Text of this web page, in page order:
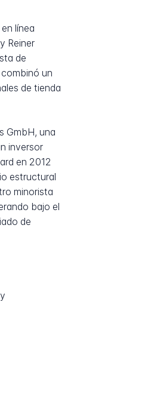
línea
Reiner
de
un
de tienda
GmbH, una
inversor
en 2012
estructural
minorista
bajo el
de